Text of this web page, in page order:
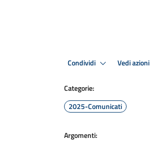
Condividi Vedi azioni
Categorie:
2025-Comunicati
Argomenti: